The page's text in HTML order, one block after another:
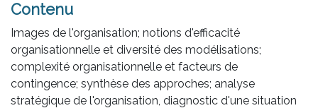
Contenu
Images de l'organisation; notions d'efficacité
organisationnelle et diversité des modélisations;
complexité organisationnelle et facteurs de
contingence; synthèse des approches; analyse
stratégique de l'organisation, diagnostic d'une situation